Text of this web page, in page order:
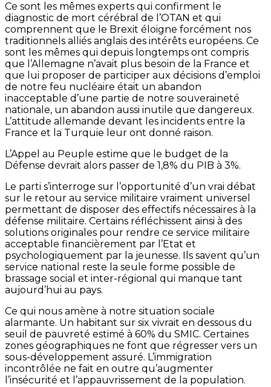
Ce sont les mêmes experts qui confirment le
diagnostic de mort cérébral de l’OTAN et qui
comprennent que le Brexit éloigne forcément nos
traditionnels alliés anglais des intérêts européens. Ce
sont les mêmes qui depuis longtemps ont compris
que l’Allemagne n’avait plus besoin de la France et
que lui proposer de participer aux décisions d’emploi
de notre feu nucléaire était un abandon
inacceptable d’une partie de notre souveraineté
nationale, un abandon aussi inutile que dangereux.
L’attitude allemande devant les incidents entre la
France et la Turquie leur ont donné raison.
L’Appel au Peuple estime que le budget de la
Défense devrait alors passer de 1,8% du PIB à 3%.
Le parti s’interroge sur l’opportunité d’un vrai débat
sur le retour au service militaire vraiment universel
permettant de disposer des effectifs nécessaires à la
défense militaire. Certains réfléchissent ainsi à des
solutions originales pour rendre ce service militaire
acceptable financièrement par l’Etat et
psychologiquement par la jeunesse. Ils savent qu’un
service national reste la seule forme possible de
brassage social et inter-régional qui manque tant
aujourd’hui au pays.
Ce qui nous amène à notre situation sociale
alarmante. Un habitant sur six vivrait en dessous du
seuil de pauvreté estimé à 60% du SMIC. Certaines
zones géographiques ne font que régresser vers un
sous-développement assuré. L’immigration
incontrôlée ne fait en outre qu’augmenter
l’insécurité et l’appauvrissement de la population.